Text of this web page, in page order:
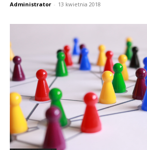
Administrator - 13 kwietnia 2018